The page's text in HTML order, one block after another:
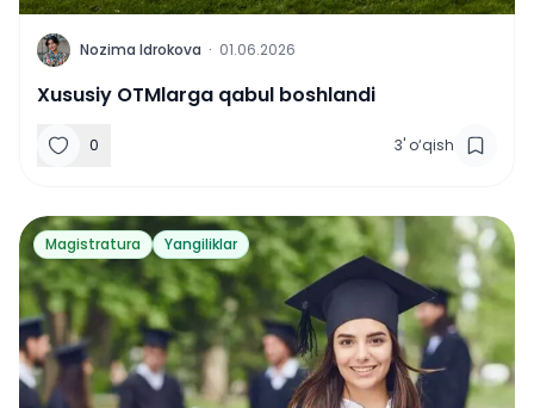
N Nozima Idrokova · 01.06.2026
Xususiy OTMlarga qabul boshlandi
0 3' o‘qish
Magistratura Yangiliklar